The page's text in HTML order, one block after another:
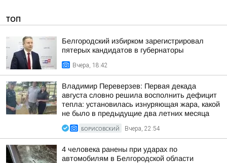
ТОП
Белгородский избирком зарегистрировал
пятерых кандидатов в губернаторы
Вчера, 18:42
Владимир Переверзев: Первая декада
августа словно решила восполнить дефицит
тепла: установилась изнуряющая жара, какой
не было в предыдущие два летних месяца
БОРИСОВСКИЙ Вчера, 22:54
4 человека ранены при ударах по
автомобилям в Белгородской области